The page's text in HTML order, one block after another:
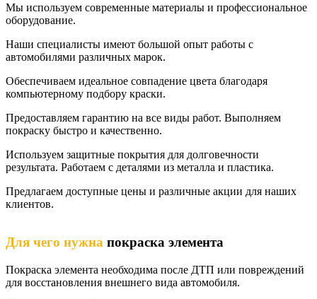
Мы используем современные материалы и профессиональное
оборудование.
Наши специалисты имеют большой опыт работы с
автомобилями различных марок.
Обеспечиваем идеальное совпадение цвета благодаря
компьютерному подбору краски.
Предоставляем гарантию на все виды работ. Выполняем
покраску быстро и качественно.
Используем защитные покрытия для долговечности
результата. Работаем с деталями из металла и пластика.
Предлагаем доступные цены и различные акции для наших
клиентов.
Для чего нужна покраска элемента
Покраска элемента необходима после ДТП или повреждений
для восстановления внешнего вида автомобиля.